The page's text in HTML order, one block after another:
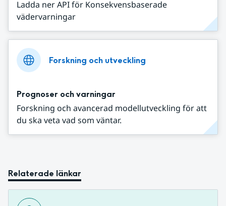
Ladda ner API för Konsekvensbaserade
vädervarningar
Forskning och utveckling
Prognoser och varningar
Forskning och avancerad modellutveckling för att
du ska veta vad som väntar.
Relaterade länkar